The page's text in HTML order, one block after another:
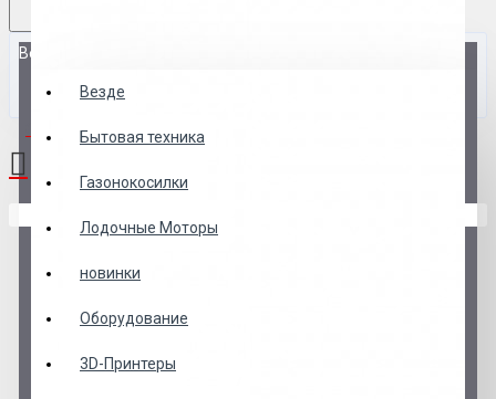
Везде
Везде
Бытовая техника
Газонокосилки
Лодочные Моторы
новинки
Оборудование
3D-Принтеры
0 товар(ов) - 0 р.